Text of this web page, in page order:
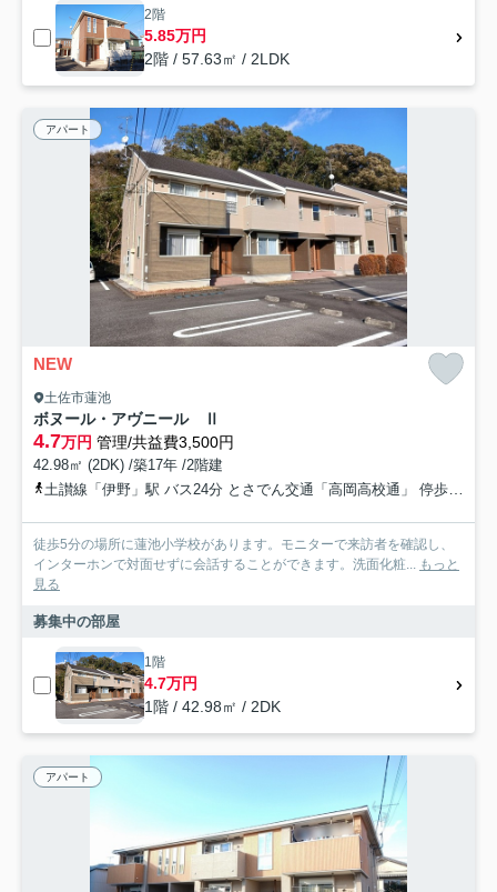
2階
5.85万円
2階 / 57.63㎡ / 2LDK
アパート
NEW
土佐市蓮池
ボヌール・アヴニール Ⅱ
4.7万円 管理/共益費3,500円
42.98㎡ (2DK) /築17年 /2階建
土讃線「伊野」駅 バス24分 とさでん交通「高岡高校通」 停歩11分
徒歩5分の場所に蓮池小学校があります。モニターで来訪者を確認し、
インターホンで対面せずに会話することができます。洗面化粧... もっと
見る
募集中の部屋
1階
4.7万円
1階 / 42.98㎡ / 2DK
アパート